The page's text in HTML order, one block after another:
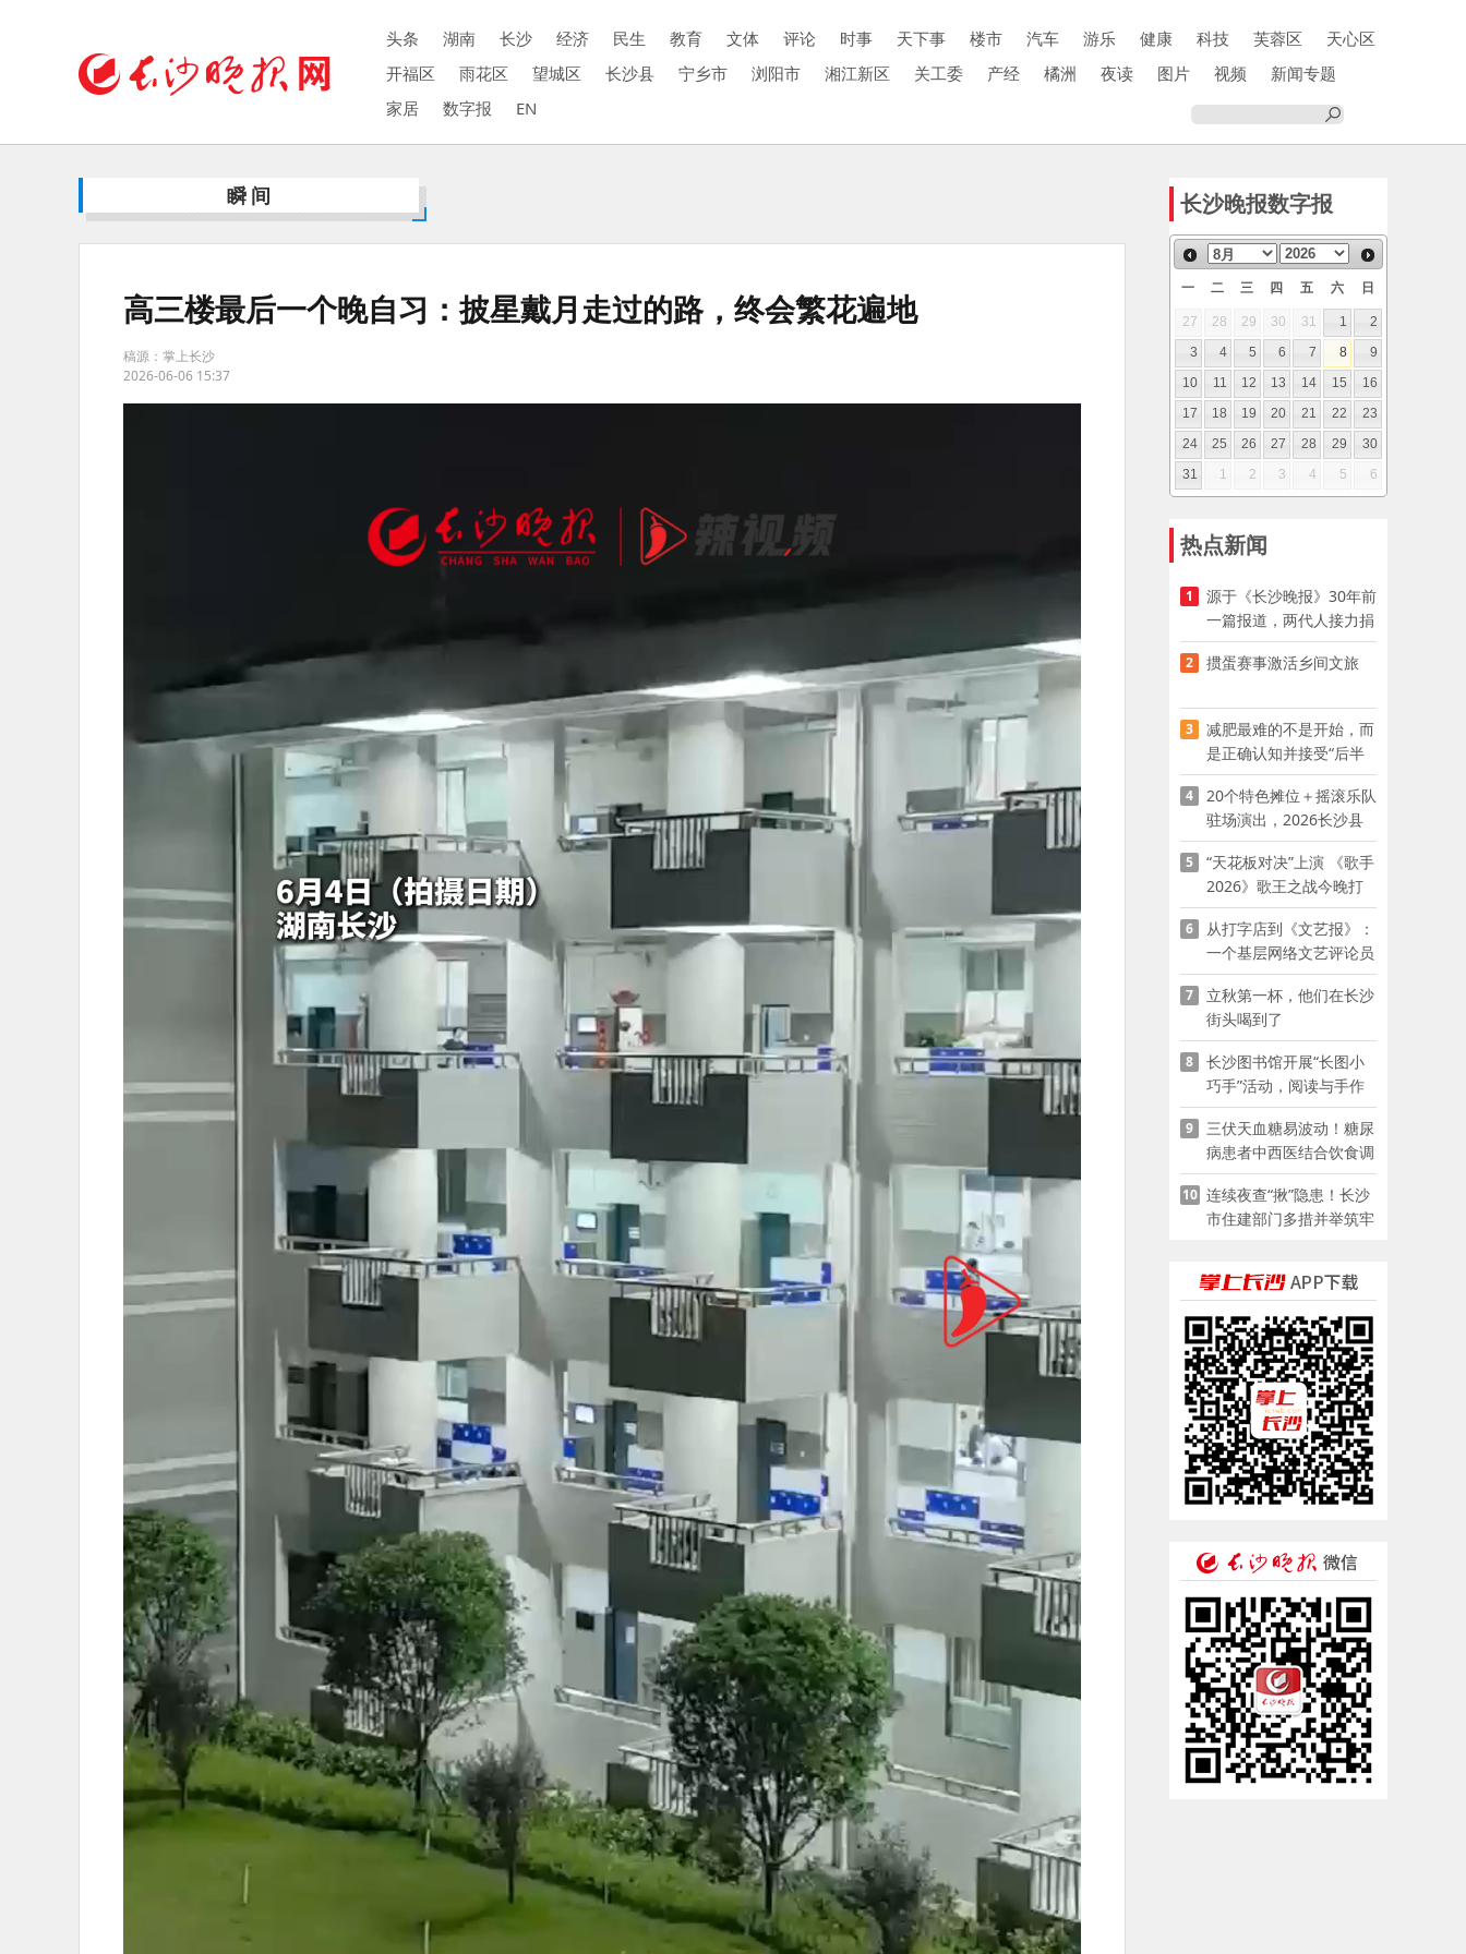
头条 湖南 长沙 经济 民生 教育 文体 评论 时事 天下事 楼市 汽车 游乐 健康 科技 芙蓉区
天心区
开福区
雨花区 望城区 长沙县 宁乡市 浏阳市 湘江新区 关工委 产经 橘洲 夜读 图片 视频
新闻专题
家居
数字报 EN
瞬间
高三楼最后一个晚自习：披星戴月走过的路，终会繁花遍地
稿源：掌上长沙
2026-06-06 15:37
长沙晚报数字报
一 二 三 四 五 六 日
27 28 29 30 31 1
2
3
4 5 6 7 8
9
10
11 12 13 14 15
16
17
18 19 20 21 22
23
24
25 26 27 28 29
30
31
1 2 3 4 5 6
热点新闻
1
源于《长沙晚报》30年前
一篇报道，两代人接力捐
资助学
2 掼蛋赛事激活乡间文旅
3
减肥最难的不是开始，而
是正确认知并接受“后半
程”
4
20个特色摊位＋摇滚乐队
驻场演出，2026长沙县
夜市嘉年华启幕
5
“天花板对决”上演 《歌手
2026》歌王之战今晚打
响
6
从打字店到《文艺报》：
一个基层网络文艺评论员
的突围
7
立秋第一杯，他们在长沙
街头喝到了
8
长沙图书馆开展“长图小
巧手”活动，阅读与手作
赋能少儿暑期成长
9
三伏天血糖易波动！糖尿
病患者中西医结合饮食调
养指南
10 连续夜查“揪”隐患！长沙
市住建部门多措并举筑牢